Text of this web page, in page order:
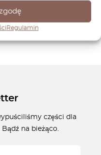
Regulamin
Odkryj naszą ofertę
lata.
części dla
na bieżąco.